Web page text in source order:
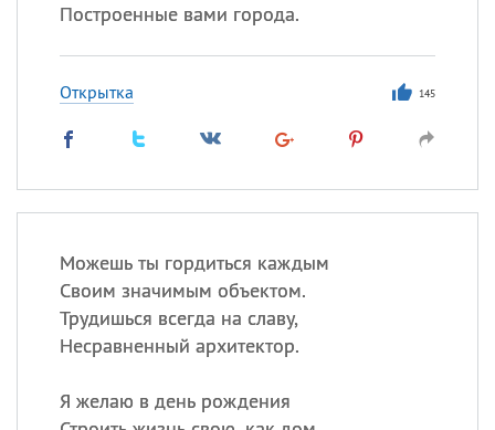
Построенные вами города.
Открытка 145
Можешь ты гордиться каждым
Своим значимым объектом.
Трудишься всегда на славу,
Несравненный архитектор.
Я желаю в день рождения